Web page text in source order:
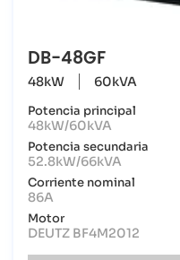
DB-48GF
48kW 60kVA
Potencia principal
48kW/60kVA
Potencia secundaria
52.8kW/66kVA
Corriente nominal
86A
Motor
DEUTZ BF4M2012